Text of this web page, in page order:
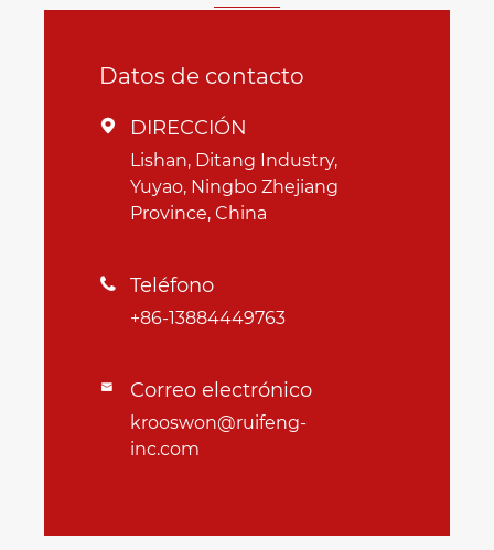
Datos de contacto
 DIRECCIÓN
Lishan, Ditang Industry,
Yuyao, Ningbo Zhejiang
Province, China
 Teléfono
+86-13884449763
 Correo electrónico
krooswon@ruifeng-
inc.com